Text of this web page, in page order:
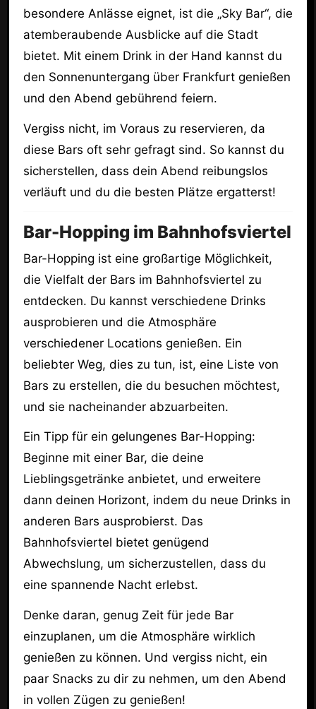
besondere Anlässe eignet, ist die „Sky Bar“, die
atemberaubende Ausblicke auf die Stadt
bietet. Mit einem Drink in der Hand kannst du
den Sonnenuntergang über Frankfurt genießen
und den Abend gebührend feiern.
Vergiss nicht, im Voraus zu reservieren, da
diese Bars oft sehr gefragt sind. So kannst du
sicherstellen, dass dein Abend reibungslos
verläuft und du die besten Plätze ergatterst!
Bar-Hopping im Bahnhofsviertel
Bar-Hopping ist eine großartige Möglichkeit,
die Vielfalt der Bars im Bahnhofsviertel zu
entdecken. Du kannst verschiedene Drinks
ausprobieren und die Atmosphäre
verschiedener Locations genießen. Ein
beliebter Weg, dies zu tun, ist, eine Liste von
Bars zu erstellen, die du besuchen möchtest,
und sie nacheinander abzuarbeiten.
Ein Tipp für ein gelungenes Bar-Hopping:
Beginne mit einer Bar, die deine
Lieblingsgetränke anbietet, und erweitere
dann deinen Horizont, indem du neue Drinks in
anderen Bars ausprobierst. Das
Bahnhofsviertel bietet genügend
Abwechslung, um sicherzustellen, dass du
eine spannende Nacht erlebst.
Denke daran, genug Zeit für jede Bar
einzuplanen, um die Atmosphäre wirklich
genießen zu können. Und vergiss nicht, ein
paar Snacks zu dir zu nehmen, um den Abend
in vollen Zügen zu genießen!